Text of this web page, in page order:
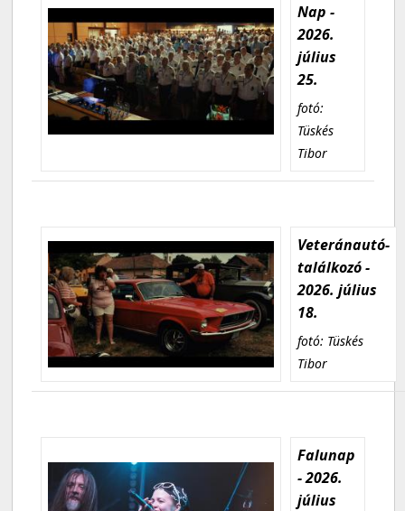
Nap -
2026.
július
25.
fotó:
Tüskés
Tibor
Veteránautó-
találkozó -
2026. július
18.
fotó: Tüskés
Tibor
Falunap
- 2026.
július